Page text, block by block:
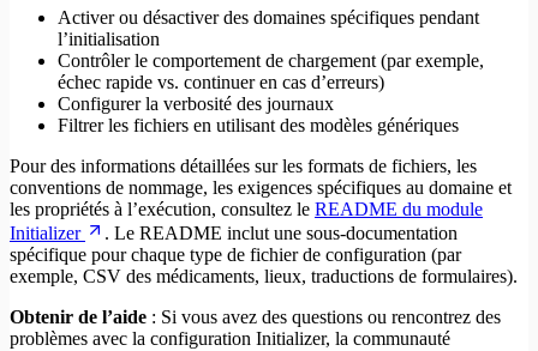
Activer ou désactiver des domaines spécifiques pendant
l’initialisation
Contrôler le comportement de chargement (par exemple,
échec rapide vs. continuer en cas d’erreurs)
Configurer la verbosité des journaux
Filtrer les fichiers en utilisant des modèles génériques
Pour des informations détaillées sur les formats de fichiers, les
conventions de nommage, les exigences spécifiques au domaine et
les propriétés à l’exécution, consultez le README du module
Initializer
. Le README inclut une sous-documentation
spécifique pour chaque type de fichier de configuration (par
exemple, CSV des médicaments, lieux, traductions de formulaires).
Obtenir de l’aide : Si vous avez des questions ou rencontrez des
problèmes avec la configuration Initializer, la communauté